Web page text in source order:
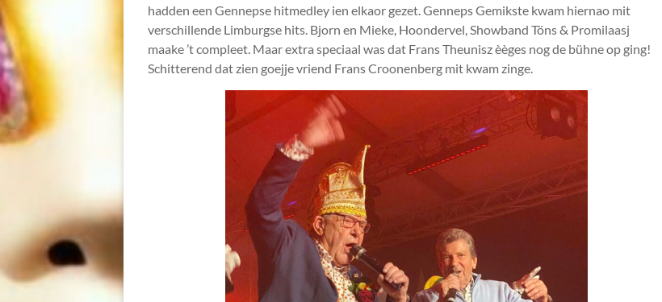
hadden een Gennepse hitmedley ien elkaor gezet. Genneps Gemikste kwam hiernao mit
verschillende Limburgse hits. Bjorn en Mieke, Hoondervel, Showband Töns & Promilaasj
maake ’t compleet. Maar extra speciaal was dat Frans Theunisz èèges nog de bühne op ging!
Schitterend dat zien goejje vriend Frans Croonenberg mit kwam zinge.